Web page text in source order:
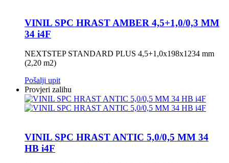
VINIL SPC HRAST AMBER 4,5+1,0/0,3 MM
34 i4F
NEXTSTEP STANDARD PLUS 4,5+1,0x198x1234 mm
(2,20 m2)
Pošalji upit
Provjeri zalihu
VINIL SPC HRAST ANTIC 5,0/0,5 MM 34
HB i4F